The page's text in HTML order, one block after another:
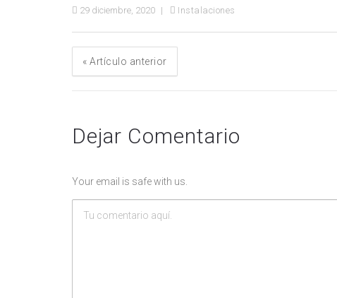
29 diciembre, 2020 Instalaciones
« Artículo anterior
Dejar Comentario
Your email is safe with us.